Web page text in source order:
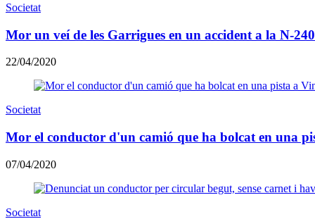
Societat
Mor un veí de les Garrigues en un accident a la N-
22/04/2020
Societat
Mor el conductor d'un camió que ha bolcat en una
07/04/2020
Societat